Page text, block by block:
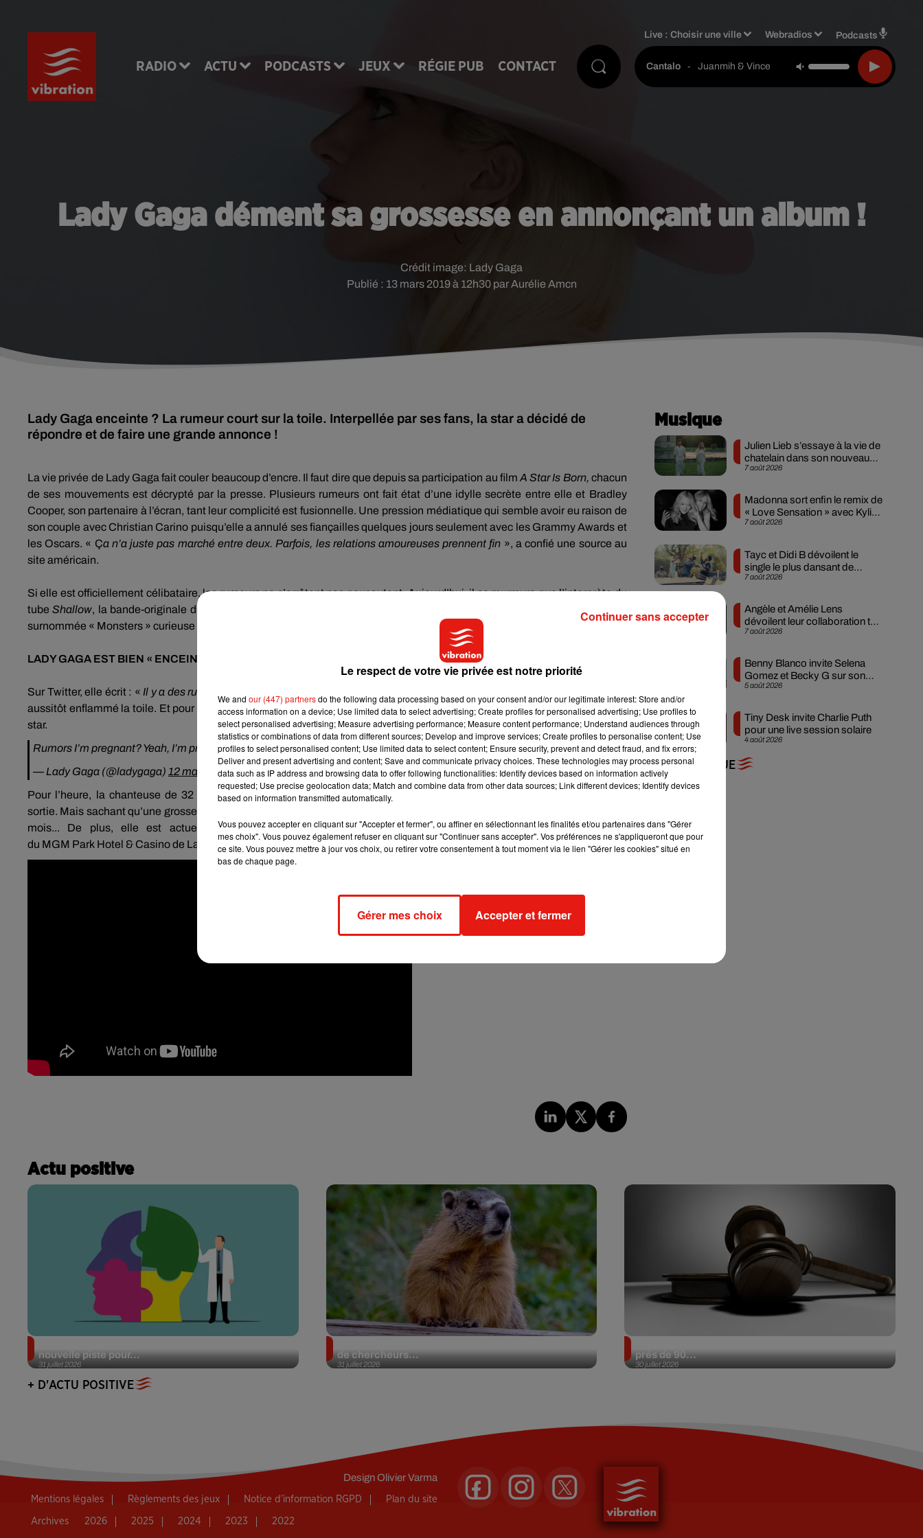
RADIO ACTU PODCASTS JEUX RÉGIE PUB CONTACT
Live :Choisir une ville Webradios Podcasts
Cantalo - Juanmih & Vince
Lady Gaga dément sa grossesse en annonçant un album !
Publié : 13 mars 2019 à 12h30 par Aurélie Amcn
Crédit image: Lady Gaga
Lady Gaga enceinte ? La rumeur court sur la toile. Interpellée par ses fans, la star a décidé de
répondre et de faire une grande annonce !
La vie privée de Lady Gaga fait couler beaucoup d’encre. Il faut dire que depuis sa participation au film A StarIs Born, chacun
de ses mouvements est décrypté par la presse. Plusieurs rumeurs ont fait état d’une idylle secrète entre elle et Bradley
Cooper, son partenaire à l’écran, tant leur complicité est fusionnelle. Une pression médiatique qui semble avoir eu raison de
son couple avec Christian Carino puisqu’elle a annulé ses fiançailles quelques jours seulement avec les Grammy Awards et
les Oscars. « Ça n’a juste pas marché entre deux. Parfois, les relations amoureuses prennent fin », a confié une source au
site américain.
Si elle est officiellement célibataire, les rumeurs ne s’arrêtent pas pour autant.Aujourd’hui, il se murmure que l’interprète du
tube Shallow, la bande-originale du film
surnommée « Monsters » curieuse de connaître la vérité, a donc décidé de sortir de son silence.
LADY GAGA EST BIEN « ENCEINTE
Sur Twitter, elle écrit : « Il y a des rumeurs comme
aussitôt enflammé la toile. Et pour cause, #LG6 est une abréviation « Lady Gaga 6 », à savoir le sixième album studio de la
star.
Rumors I’m pregnant? Yeah, I’m pregnant with#LG6
— Lady Gaga (@ladygaga) 12 mars 2019
Pour l’heure, la chanteuse de 32 ans ne livre aucun détail : ni titre, ni possibles collaborations, ni même une date de
sortie. Mais sachant qu’une grossesse dure 9 mois, le nouvel album de Lady Gaga ne devrait pas voir le jour avant plusieurs
mois...
De plus, elle est actuellement très occupée puisqu’elle se produit presque chaque soir sur la scène
du MGM Park Hotel & Casino de Las Vegas avec son spectacle ENIGMA
Musique
7 août 2026
Julien Lieb s’essaye à la vie de
chatelain dans son nouveau
clip
7 août 2026
Madonna sort enfin le remix de
« Love Sensation » avec Kylie
Minogue
7 août 2026
Tayc et Didi B dévoilent le
single le plus dansant de
l’année
7 août 2026
Angèle et Amélie Lens
dévoilent leur collaboration tant
attendue
5 août 2026
Benny Blanco invite Selena
Gomez et Becky G sur son
nouveau single
4 août 2026
Tiny Desk invite Charlie Puth
pour une live session solaire
+ DE MUSIQUE
Actu positive
31 juillet 2026
nouvelle piste pour...
31 juillet 2026
de chercheurs...
30 juillet 2026
près de 90...
+ D'ACTU POSITIVE
DesignOlivier Varma
Mentions légales Règlements des jeux Notice d’information RGPD Plan du site
Archives 2026 2025 2024 2023 2022
Le respect de votre vie privée est notre priorité
We and our (447) partnersdo the following data processing based on your consent and/or our legitimate interest: Store and/or
access information on a device; Use limited data to select advertising; Create profiles for personalised advertising; Use profiles to
select personalised advertising; Measure advertising performance; Measure content performance; Understand audiences through
statistics or combinations of data from different sources; Develop and improve services; Create profiles to personalise content; Use
profiles to select personalised content; Use limited data to select content; Ensure security, prevent and detect fraud, and fix errors;
Deliver and present advertising and content; Save and communicate privacy choices. These technologies may process personal
data such as IP address and browsing data to offer following functionalities: Identify devices based on information actively
requested; Use precise geolocation data; Match and combine data from other data sources; Link different devices; Identify devices
based on information transmitted automatically.
Vous pouvez accepter en cliquant sur "Accepter et fermer", ou affiner en sélectionnant les finalités et/ou partenaires dans "Gérer
mes choix". Vous pouvez également refuser en cliquant sur "Continuer sans accepter". Vos préférences ne s'appliqueront que pour
ce site. Vous pouvez mettre à jour vos choix, ou retirer votre consentement à tout moment via le lien "Gérer les cookies" situé en
bas de chaque page.
Gérer mes choix Accepter et fermer
Continuer sans accepter